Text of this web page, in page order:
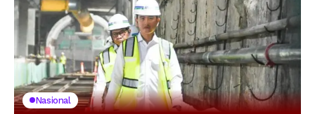
Nasional